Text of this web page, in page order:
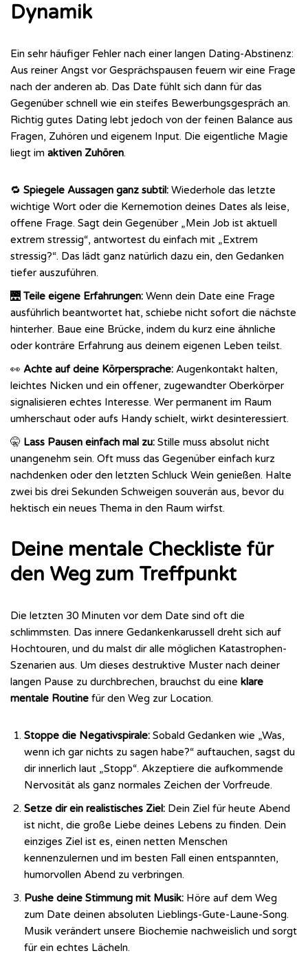
Dynamik
Ein sehr häufiger Fehler nach einer langen Dating-Abstinenz:
Aus reiner Angst vor Gesprächspausen feuern wir eine Frage
nach der anderen ab. Das Date fühlt sich dann für das
Gegenüber schnell wie ein steifes Bewerbungsgespräch an.
Richtig gutes Dating lebt jedoch von der feinen Balance aus
Fragen, Zuhören und eigenem Input. Die eigentliche Magie
liegt im aktiven Zuhören.
🔁 Spiegele Aussagen ganz subtil: Wiederhole das letzte
wichtige Wort oder die Kernemotion deines Dates als leise,
offene Frage. Sagt dein Gegenüber „Mein Job ist aktuell
extrem stressig“, antwortest du einfach mit „Extrem
stressig?“. Das lädt ganz natürlich dazu ein, den Gedanken
tiefer auszuführen.
🌉 Teile eigene Erfahrungen: Wenn dein Date eine Frage
ausführlich beantwortet hat, schiebe nicht sofort die nächste
hinterher. Baue eine Brücke, indem du kurz eine ähnliche
oder konträre Erfahrung aus deinem eigenen Leben teilst.
👀 Achte auf deine Körpersprache: Augenkontakt halten,
leichtes Nicken und ein offener, zugewandter Oberkörper
signalisieren echtes Interesse. Wer permanent im Raum
umherschaut oder aufs Handy schielt, wirkt desinteressiert.
🤫 Lass Pausen einfach mal zu: Stille muss absolut nicht
unangenehm sein. Oft muss das Gegenüber einfach kurz
nachdenken oder den letzten Schluck Wein genießen. Halte
zwei bis drei Sekunden Schweigen souverän aus, bevor du
hektisch ein neues Thema in den Raum wirfst.
Deine mentale Checkliste für
den Weg zum Treffpunkt
Die letzten 30 Minuten vor dem Date sind oft die
schlimmsten. Das innere Gedankenkarussell dreht sich auf
Hochtouren, und du malst dir alle möglichen Katastrophen-
Szenarien aus. Um dieses destruktive Muster nach deiner
langen Pause zu durchbrechen, brauchst du eine klare
mentale Routine für den Weg zur Location.
Stoppe die Negativspirale: Sobald Gedanken wie „Was,
wenn ich gar nichts zu sagen habe?“ auftauchen, sagst du
dir innerlich laut „Stopp“. Akzeptiere die aufkommende
Nervosität als ganz normales Zeichen der Vorfreude.
Setze dir ein realistisches Ziel: Dein Ziel für heute Abend
ist nicht, die große Liebe deines Lebens zu finden. Dein
einziges Ziel ist es, einen netten Menschen
kennenzulernen und im besten Fall einen entspannten,
humorvollen Abend zu verbringen.
Pushe deine Stimmung mit Musik: Höre auf dem Weg
zum Date deinen absoluten Lieblings-Gute-Laune-Song.
Musik verändert unsere Biochemie nachweislich und sorgt
für ein echtes Lächeln.